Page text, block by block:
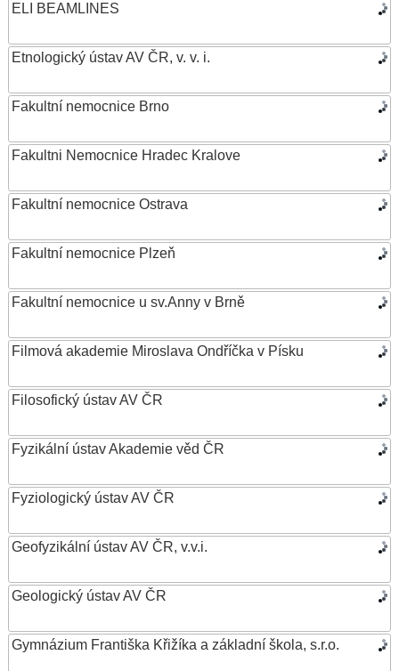
ELI BEAMLINES
Etnologický ústav AV ČR, v. v. i.
Fakultní nemocnice Brno
Fakultni Nemocnice Hradec Kralove
Fakultní nemocnice Ostrava
Fakultní nemocnice Plzeň
Fakultní nemocnice u sv.Anny v Brně
Filmová akademie Miroslava Ondříčka v Písku
Filosofický ústav AV ČR
Fyzikální ústav Akademie věd ČR
Fyziologický ústav AV ČR
Geofyzikální ústav AV ČR, v.v.i.
Geologický ústav AV ČR
Gymnázium Františka Křižíka a základní škola, s.r.o.